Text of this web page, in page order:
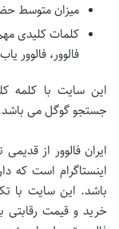
میزان متوسط
کلمات کلیدی
فالوور، فالوور
این سایت با کلمه
جستجو گوگل می
ایران فالوور از
باشد. این سایت با